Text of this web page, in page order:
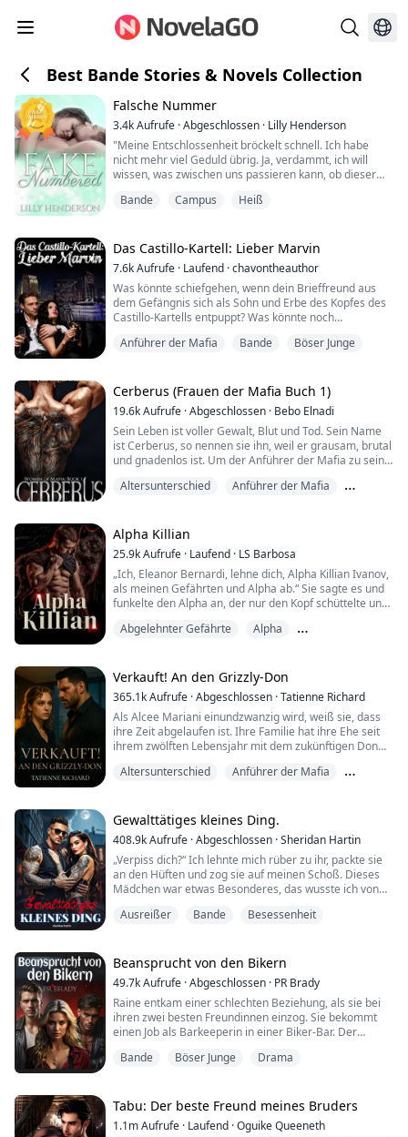
Best Bande Stories & Novels Collection
Falsche Nummer
3.4kAufrufe ·Abgeschlossen · Lilly Henderson
"Meine Entschlossenheit bröckelt schnell. Ich habe
nicht mehr viel Geduld übrig. Ja, verdammt, ich will
wissen, was zwischen uns passieren kann, ob dieser
Feuer, das alle Zweifel niederbrennt.
und mich meine Zehen krümmen lässt, kann ich die...
Bande Campus Heiß
Das Castillo-Kartell: Lieber Marvin
7.6kAufrufe · Laufend ·chavontheauthor
Was könnte schiefgehen, wenn dein Brieffreund aus
dem Gefängnis sich als Sohn und Erbe des Kopfes des
Castillo-Kartells entpuppt? Was könnte noch
DEA-Agent ist, der entschlossen ist, ihn zu Fall zu
Als Elena Torres, die Tochter eines DEA-Agenten, eine
Wette verlor und beschloss, einem Gefangenen zu
schreiben, hatte sie nicht erwartet, mi...
Anführer der Mafia Bande Böser Junge
Cerberus (Frauen der Mafia Buch 1)
19.6kAufrufe ·Abgeschlossen · Bebo Elnadi
Sein Leben ist voller Gewalt, Blut und Tod. Sein Name
ist Cerberus, so nennen sie ihn, weil er grausam, brutal
und gnadenlos ist. Um der Anführer der Mafia zu sein,
bekommen, was man will, und zu besitzen, was man
ist überall für seine grausame...
Altersunterschied
Anführer der Mafia
Alpha Killian
25.9kAufrufe · Laufend · LS Barbosa
„Ich, Eleanor Bernardi, lehne dich, Alpha Killian Ivanov,
als meinen Gefährten und Alpha ab.“ Sie sagte es und
funkelte den Alpha an, der nur den Kopf schüttelte und
Er ging auf sie zu, seine Augen fest auf sie gerichtet,
seine Lippen auf ihre. „Du gehörst mir, ...
Abgelehnter Gefährte
Alpha
Verkauft! An den Grizzly-Don
365.1kAufrufe ·Abgeschlossen ·Tatienne Richard
Als Alcee Mariani einundzwanzig wird, weiß sie, dass
ihre Zeit abgelaufen ist. Ihre Familie hat ihre Ehe seit
ihrem zwölften Lebensjahr mit dem zukünftigen Don
arrangiert. Es wird gemunkelt, dass er kalt, grausam
Ihre Jungfräulichkeit online zu verkaufen ist eine
todsichere Methode, um si...
Altersunterschied
Anführer der Mafia
Gewalttätiges kleines Ding.
408.9kAufrufe ·Abgeschlossen ·Sheridan Hartin
„Verpiss dich?“ Ich lehnte mich rüber zu ihr, packte sie
an den Hüften und zog sie auf meinen Schoß. Dieses
Mädchen war etwas Besonderes, das wusste ich von
wozu ich fähig bin. Eine Hand hielt ich fest an ihrer
Stelle halten.
„Engel, du ...
Ausreißer Bande Besessenheit
Beansprucht von den Bikern
49.7kAufrufe ·Abgeschlossen · PR Brady
Raine entkam einer schlechten Beziehung, als sie bei
ihren zwei besten Freundinnen einzog. Sie bekommt
einen Job als Barkeeperin in einer Biker-Bar. Der
Aber er ist kein Mann für nur eine Frau, und sie wird
der Club sie beschützen? Kim ist eine i...
Bande Böser Junge Drama
Tabu: Der beste Freund meines Bruders
1.1mAufrufe · Laufend ·Oguike Queeneth